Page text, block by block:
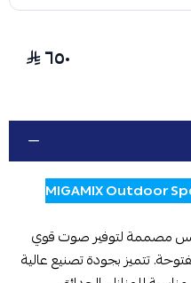
٦٥٠
مصممة لتوفير صوت قوي
تتميز بجودة تصنيع عالية